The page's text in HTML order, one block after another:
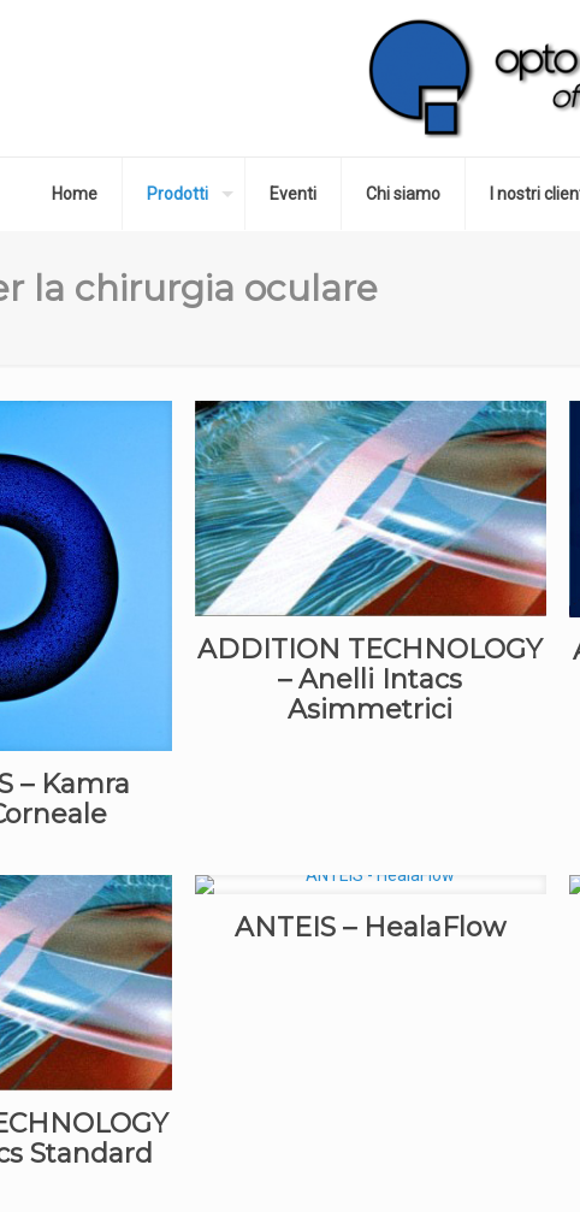
Home Prodotti Eventi Chi siamo I nostri
la chirurgia oculare
– Kamra
ADDITION TECHNOLOGY
– Anelli Intacs
Asimmetrici
Standard
ANTEIS – HealaFlow